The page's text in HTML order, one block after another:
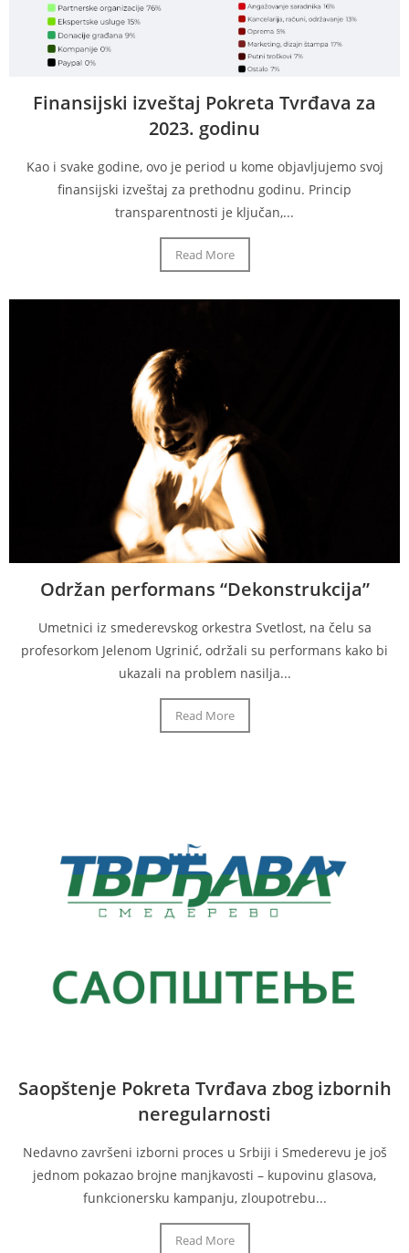
Finansijski izveštaj Pokreta Tvrđava za
2023. godinu
Kao i svake godine, ovo je period u kome objavljujemo svoj
finansijski izveštaj za prethodnu godinu. Princip
transparentnosti je ključan,...
Read More
Održan performans “Dekonstrukcija”
Umetnici iz smederevskog orkestra Svetlost, na čelu sa
profesorkom Jelenom Ugrinić, održali su performans kako bi
ukazali na problem nasilja...
Read More
Saopštenje Pokreta Tvrđava zbog izbornih
neregularnosti
Nedavno završeni izborni proces u Srbiji i Smederevu je još
jednom pokazao brojne manjkavosti – kupovinu glasova,
funkcionersku kampanju, zloupotrebu...
Read More